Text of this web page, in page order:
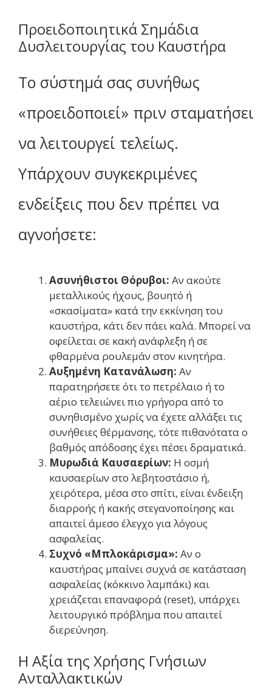
Προειδοποιητικά Σημάδια
Δυσλειτουργίας του Καυστήρα
Το σύστημά σας συνήθως
«προειδοποιεί» πριν σταματήσει
να λειτουργεί τελείως.
Υπάρχουν συγκεκριμένες
ενδείξεις που δεν πρέπει να
αγνοήσετε:
Ασυνήθιστοι Θόρυβοι: Αν ακούτε
μεταλλικούς ήχους, βουητό ή
«σκασίματα» κατά την εκκίνηση του
καυστήρα, κάτι δεν πάει καλά. Μπορεί να
οφείλεται σε κακή ανάφλεξη ή σε
φθαρμένα ρουλεμάν στον κινητήρα.
Αυξημένη Κατανάλωση: Αν
παρατηρήσετε ότι το πετρέλαιο ή το
αέριο τελειώνει πιο γρήγορα από το
συνηθισμένο χωρίς να έχετε αλλάξει τις
συνήθειες θέρμανσης, τότε πιθανότατα ο
βαθμός απόδοσης έχει πέσει δραματικά.
Μυρωδιά Καυσαερίων: Η οσμή
καυσαερίων στο λεβητοστάσιο ή,
χειρότερα, μέσα στο σπίτι, είναι ένδειξη
διαρροής ή κακής στεγανοποίησης και
απαιτεί άμεσο έλεγχο για λόγους
ασφαλείας.
Συχνό «Μπλοκάρισμα»: Αν ο
καυστήρας μπαίνει συχνά σε κατάσταση
ασφαλείας (κόκκινο λαμπάκι) και
χρειάζεται επαναφορά (reset), υπάρχει
λειτουργικό πρόβλημα που απαιτεί
διερεύνηση.
Η Αξία της Χρήσης Γνήσιων
Ανταλλακτικών